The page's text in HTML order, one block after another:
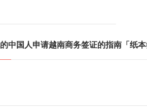
中国人申请越南商务签证的指南「纸